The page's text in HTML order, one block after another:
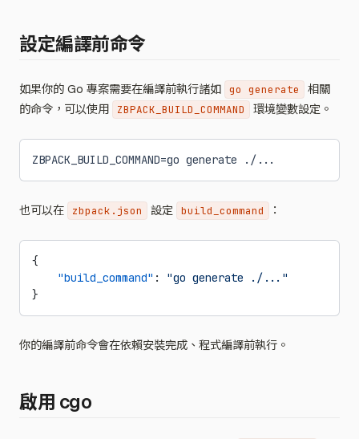
設定編譯前命令
如果你的 Go 專案需要在編譯前執行諸如 go generate
相關
的命令，可以使用
ZBPACK_BUILD_COMMAND 環境變數設定。
ZBPACK_BUILD_COMMAND=go generate ./...
也可以在 zbpack.json 設定 build_command ：
{
    "build_command"
: "go generate ./..."
}
你的編譯前命令會在依賴安裝完成、程式編譯前執行。
啟用 cgo